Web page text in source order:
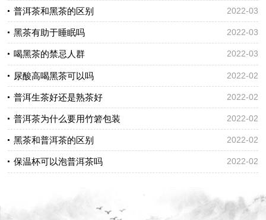
普洱茶和黑茶的区别 2022-03
黑茶有助于睡眠吗 2022-03
喝黑茶的禁忌人群 2022-03
尿酸高喝黑茶可以吗 2022-02
普洱生茶好还是熟茶好 2022-02
普洱茶为什么要用竹箬包装 2022-02
黑茶和普洱茶的区别 2022-02
保温杯可以泡普洱茶吗 2022-02